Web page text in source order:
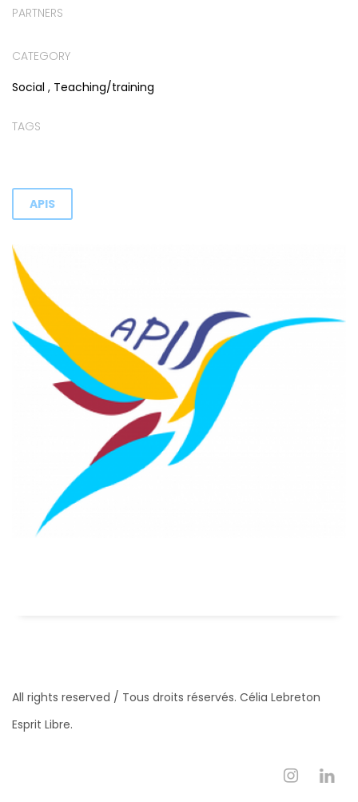
PARTNERS
CATEGORY
Social , Teaching/training
TAGS
APIS
All rights reserved / Tous droits réservés. Célia Lebreton
Esprit Libre.